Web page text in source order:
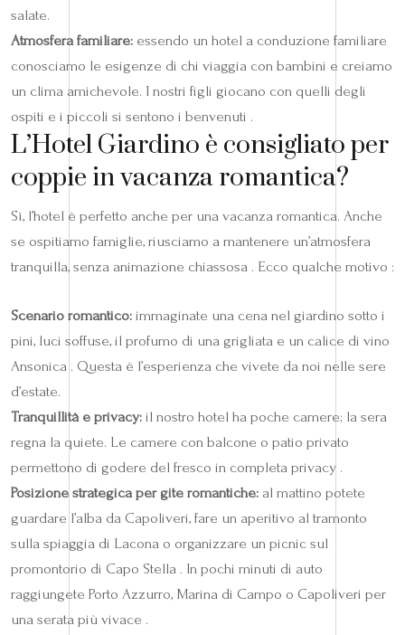
salate.
Atmosfera familiare: essendo un hotel a conduzione familiare
conosciamo le esigenze di chi viaggia con bambini e creiamo
un clima amichevole. I nostri figli giocano con quelli degli
ospiti e i piccoli si sentono i benvenuti .
L’Hotel Giardino è consigliato per
coppie in vacanza romantica?
Sì, l’hotel è perfetto anche per una vacanza romantica. Anche
se ospitiamo famiglie, riusciamo a mantenere un’atmosfera
tranquilla, senza animazione chiassosa . Ecco qualche motivo :
Scenario romantico: immaginate una cena nel giardino sotto i
pini, luci soffuse, il profumo di una grigliata e un calice di vino
Ansonica . Questa è l’esperienza che vivete da noi nelle sere
d’estate.
Tranquillità e privacy: il nostro hotel ha poche camere; la sera
regna la quiete. Le camere con balcone o patio privato
permettono di godere del fresco in completa privacy .
Posizione strategica per gite romantiche: al mattino potete
guardare l’alba da Capoliveri, fare un aperitivo al tramonto
sulla spiaggia di Lacona o organizzare un picnic sul
promontorio di Capo Stella . In pochi minuti di auto
raggiungete Porto Azzurro, Marina di Campo o Capoliveri per
una serata più vivace .